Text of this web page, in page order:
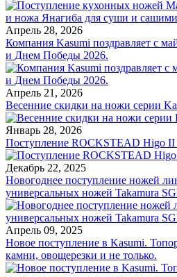
Апрель 28, 2026
Компания Kasumi поздравляет с
и Днем Победы 2026.
Апрель 21, 2026
Весенние скидки на ножи серии
Январь 28, 2026
Поступление ROCKSTEAD Higo II
Декабрь 22, 2025
Новогоднее поступление ножей
универсальных ножей Takamura
Апрель 09, 2025
Новое поступление в Kasumi.
камни, овощерезки и не только.